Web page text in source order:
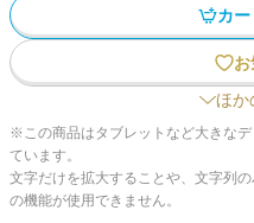
カ
お
ほか
※この商品はタブレットなど大きな
ています。
文字だけを拡大することや、文字列
の機能が使用できません。